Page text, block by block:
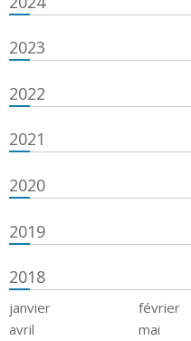
2023
2022
2021
2020
2019
2018
janvier février
avril
mai